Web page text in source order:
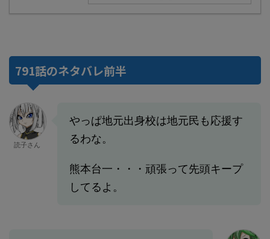
791話のネタバレ前半
読子さん
やっぱ地元出身校は地元民も応援す
るわな。
熊本台一・・・頑張って先頭キープ
してるよ。